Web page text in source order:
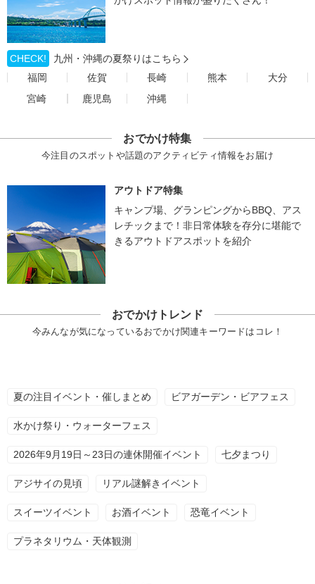
CHECK!
九州・沖縄の夏祭りはこちら
福岡
佐賀 長崎 熊本
大分
宮崎
鹿児島 沖縄
おでかけ特集
今注目のスポットや話題のアクティビティ情報をお届け
アウトドア特集
キャンプ場、グランピングからBBQ、アス
レチックまで！非日常体験を存分に堪能で
きるアウトドアスポットを紹介
おでかけトレンド
今みんなが気になっているおでかけ関連キーワードはコレ！
夏の注目イベント・催しまとめ ビアガーデン・ビアフェス
水かけ祭り・ウォーターフェス
2026年9月19日～23日の連休開催イベント 七夕まつり
アジサイの見頃 リアル謎解きイベント
スイーツイベント お酒イベント 恐竜イベント
プラネタリウム・天体観測